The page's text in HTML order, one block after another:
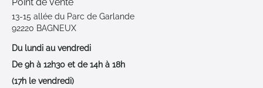
13-15 allée du Parc de Garlande
92220 BAGNEUX
Du lundi au vendredi
De 9h à 12h30 et de 14h à 18h
(17h le vendredi)